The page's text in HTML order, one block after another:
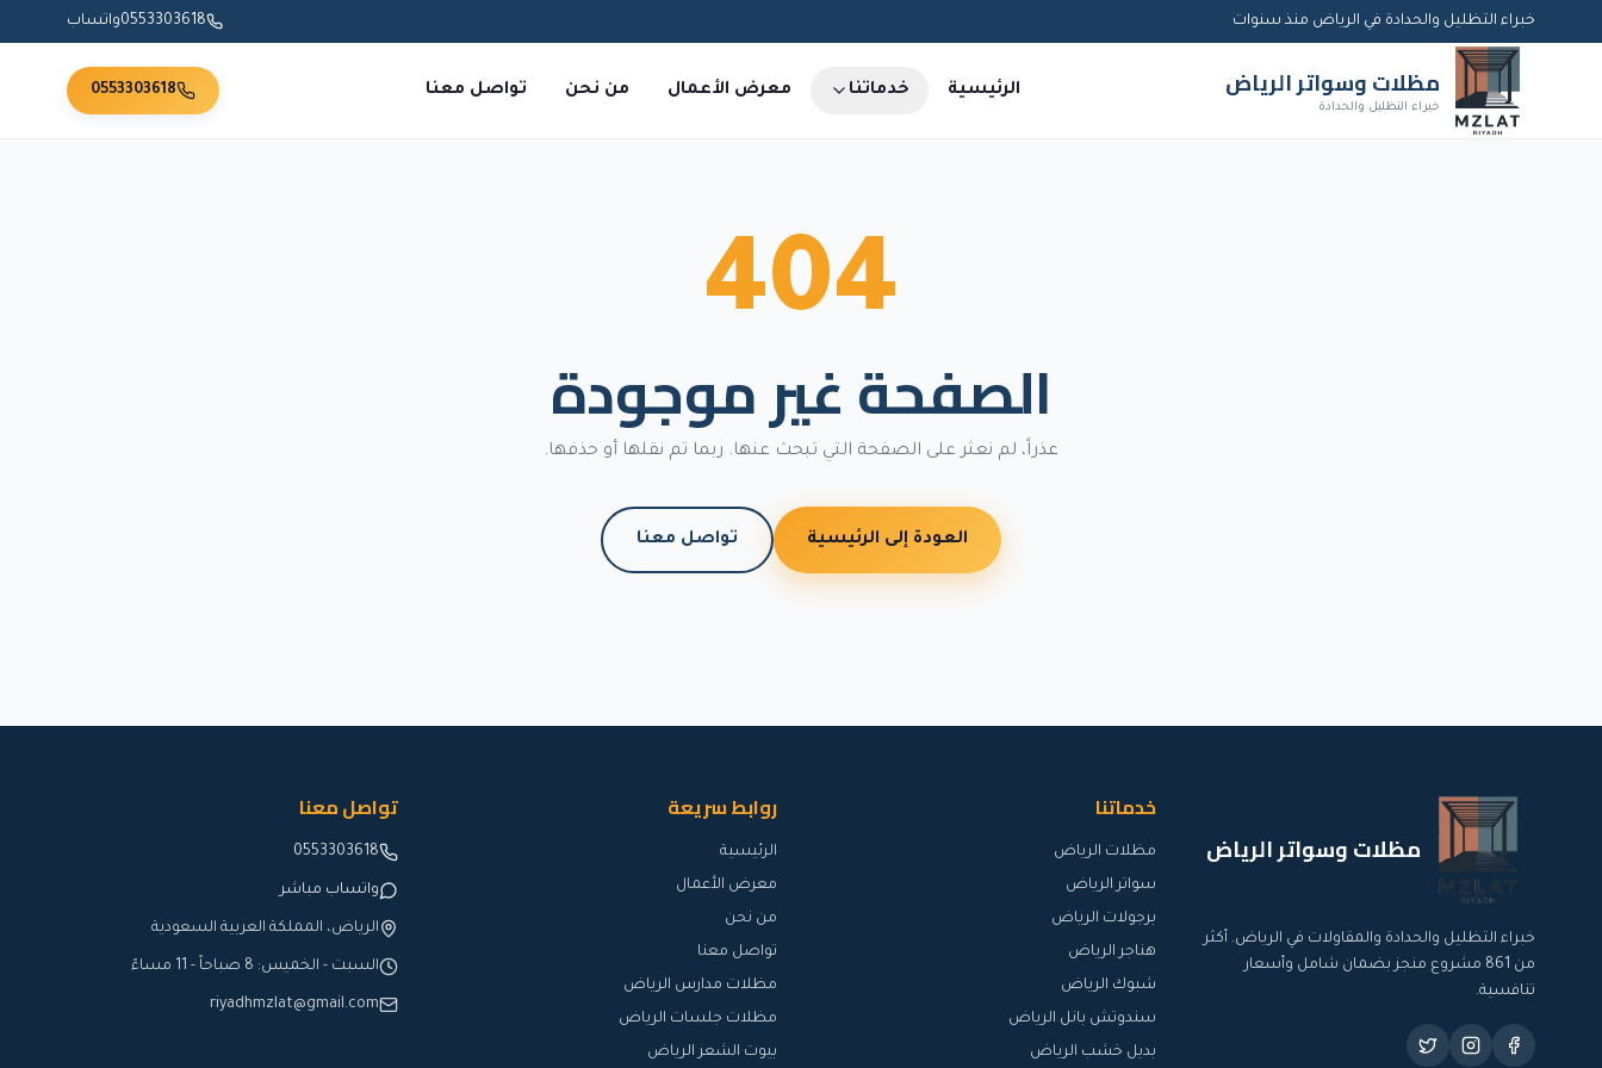
خبراء التظليل والحدادة في الرياض منذ سنوات 0553303618واتساب
مظلات وسواتر الرياض
خبراء التظليل والحدادة
الرئيسية خدماتنا معرض الأعمال من نحن تواصل معنا 0553303618
404
الصفحة غير موجودة
عذراً، لم نعثر على الصفحة التي تبحث عنها. ربما تم نقلها أو حذفها.
العودة إلى الرئيسية تواصل معنا
مظلات وسواتر الرياض
خبراء التظليل والحدادة والمقاولات في الرياض. أكثر
من 861 مشروع منجز بضمان شامل وأسعار
تنافسية.
خدماتنا
مظلات الرياض
سواتر الرياض
برجولات الرياض
هناجر الرياض
شبوك الرياض
سندوتش بانل الرياض
بديل خشب الرياض
روابط سريعة
الرئيسية
معرض الأعمال
من نحن
تواصل معنا
مظلات مدارس الرياض
مظلات جلسات الرياض
بيوت الشعر الرياض
تواصل معنا
0553303618
واتساب مباشر
الرياض، المملكة العربية السعودية
السبت - الخميس: 8 صباحاً - 11 مساءً
riyadhmzlat@gmail.com